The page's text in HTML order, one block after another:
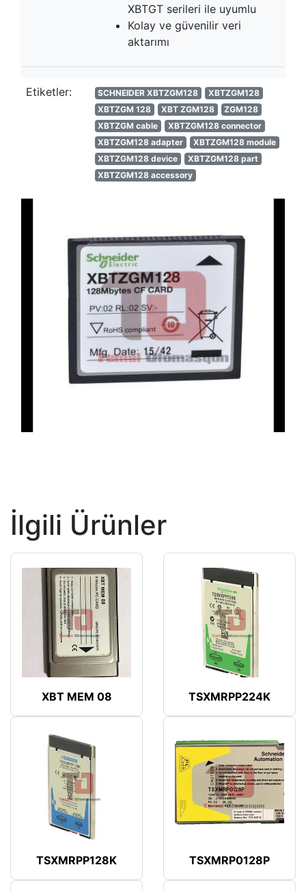
XBTGT serileri ile uyumlu
Kolay ve güvenilir veri
aktarımı
Etiketler: SCHNEIDER XBTZGM128
XBTZGM128
XBTZGM 128
XBT ZGM128
ZGM128
XBTZGM cable
XBTZGM128 connector
XBTZGM128 adapter
XBTZGM128 module
XBTZGM128 device
XBTZGM128 part
XBTZGM128 accessory
İlgili Ürünler
XBT MEM 08 TSXMRPP224K
TSXMRPP128K TSXMRP0128P